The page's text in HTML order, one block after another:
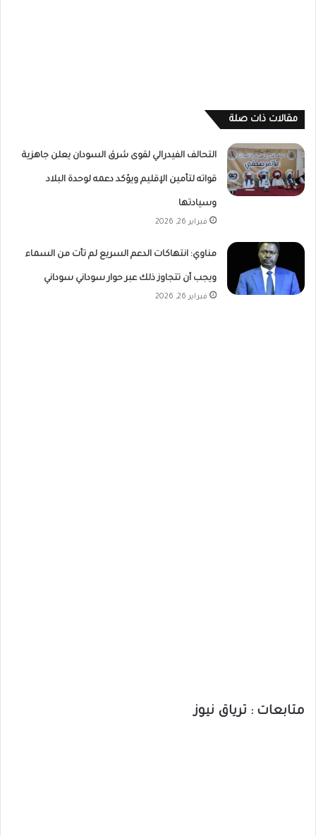
مقالات ذات صلة
التحالف الفيدرالي لقوى شرق السودان يعلن جاهزية
قواته لتأمين الإقليم ويؤكد دعمه لوحدة البلاد
وسيادتها
فبراير 26, 2026
مناوي: انتهاكات الدعم السريع لم تأت من السماء
ويجب أن تتجاوز ذلك عبر حوار سوداني سوداني
فبراير 26, 2026
متابعات : ترياق نيوز